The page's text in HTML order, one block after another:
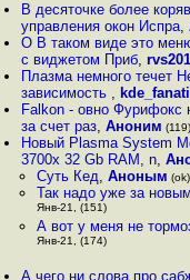
В десяточке более
управления окон Испра,
О В таком виде это
с виджетом Приб,
Плазма немного течет
зависимость ,
Falkon - овно Фурифокс
за счет раз,Аноним
Новый Plasma System
3700x 32 Gb RAM, n,
Суть Кед, Аноным
Так надо уже за
Янв-21, (151)
А вот у меня не
Янв-21, (174)
А чего ни слова про